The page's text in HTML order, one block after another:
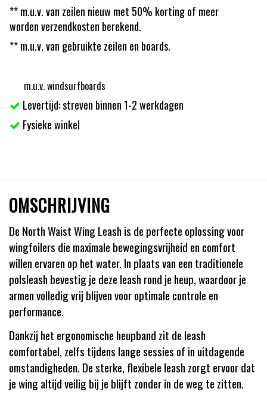
** m.u.v. van zeilen nieuw met 50% korting of meer
worden verzendkosten berekend.
** m.u.v. van gebruikte zeilen en boards.
m.u.v. windsurfboards
Levertijd: streven binnen 1-2 werkdagen
Fysieke winkel
OMSCHRIJVING
De North Waist Wing Leash is de perfecte oplossing voor
wingfoilers die maximale bewegingsvrijheid en comfort
willen ervaren op het water. In plaats van een traditionele
polsleash bevestig je deze leash rond je heup, waardoor je
armen volledig vrij blijven voor optimale controle en
performance.
Dankzij het ergonomische heupband zit de leash
comfortabel, zelfs tijdens lange sessies of in uitdagende
omstandigheden. De sterke, flexibele leash zorgt ervoor dat
je wing altijd veilig bij je blijft zonder in de weg te zitten.